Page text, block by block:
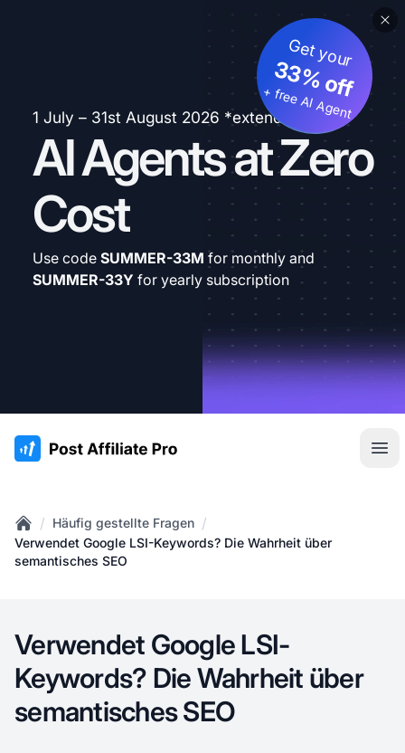
1 July – 31st August 2026 *extended
AI Agents at Zero
Cost
Get your
33% off
+ free AI Agent
Use code SUMMER-33M for monthly and
SUMMER-33Y for yearly subscription
:site.title
Home
/ Häufig gestellte Fragen /
Verwendet Google LSI-Keywords? Die Wahrheit über
semantisches SEO
Verwendet Google LSI-
Keywords? Die Wahrheit über
semantisches SEO